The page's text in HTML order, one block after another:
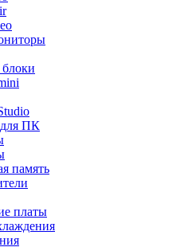
ПК
память
платы